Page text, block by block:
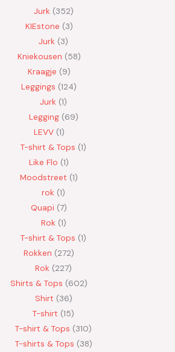
Jurk 352
KIEstone 3
Jurk 3
Kniekousen 58
Kraagje 9
Leggings 124
Jurk 1
Legging 69
LEVV 1
T-shirt & Tops 1
Like Flo 1
Moodstreet 1
rok 1
Quapi 7
Rok 1
T-shirt & Tops 1
Rokken 272
Rok 227
Shirts & Tops 602
Shirt 36
T-shirt 15
T-shirt & Tops 310
T-shirts & Tops 38